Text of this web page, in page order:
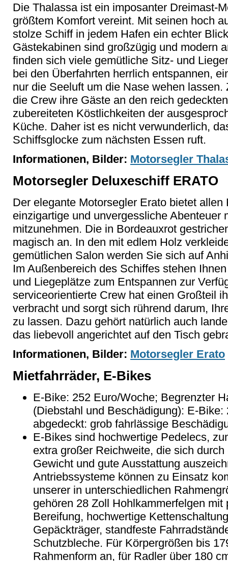
Die Thalassa ist ein imposanter Dreimast-
größtem Komfort vereint. Mit seinen hoch
stolze Schiff in jedem Hafen ein echter
Gästekabinen sind großzügig und modern
finden sich viele gemütliche Sitz- und
bei den Überfahrten herrlich entspannen,
nur die Seeluft um die Nase wehen
die Crew ihre Gäste an den reich
zubereiteten Köstlichkeiten der
Küche. Daher ist es nicht verwunderlich,
Schiffsglocke zum nächsten Essen ruft.
Informationen, Bilder: Motorsegler
Motorsegler Deluxeschiff ERATO
Der elegante Motorsegler Erato bietet
einzigartige und unvergessliche Abenteuer
mitzunehmen. Die in Bordeauxrot
magisch an. In den mit edlem Holz
gemütlichen Salon werden Sie sich auf
Im Außenbereich des Schiffes stehen
und Liegeplätze zum Entspannen zur
serviceorientierte Crew hat einen Großteil
verbracht und sorgt sich rührend darum,
zu lassen. Dazu gehört natürlich auch
das liebevoll angerichtet auf den Tisch
Informationen, Bilder: Motorsegler Erato
Mietfahrräder, E-Bikes
E-Bike: 252 Euro/Woche; Begrenzter
(Diebstahl und Beschädigung): E-
abgedeckt: grob fahrlässige
E-Bikes sind hochwertige Pedelecs,
extra großer Reichweite, die sich
Gewicht und gute Ausstattung
Antriebssysteme können zu Einsatz
unserer in unterschiedlichen
gehören 28 Zoll Hohlkammerfelgen mit
Bereifung, hochwertige
Gepäckträger, standfeste
Schutzbleche. Für Körpergrößen bis
Rahmenform an, für Radler über 180